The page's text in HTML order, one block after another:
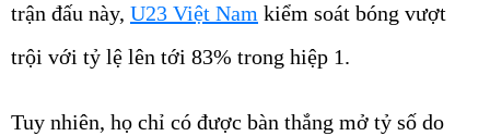
trận đấu này, U23 Việt Nam kiểm soát bóng vượt
trội với tỷ lệ lên tới 83% trong hiệp 1.
Tuy nhiên, họ chỉ có được bàn thắng mở tỷ số do